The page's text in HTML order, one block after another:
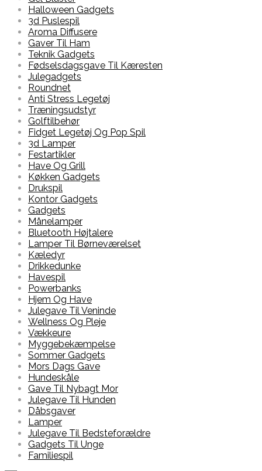
Halloween Gadgets
3d Puslespil
Aroma Diffusere
Gaver Til Ham
Teknik Gadgets
Fødselsdagsgave Til Kæresten
Julegadgets
Roundnet
Anti Stress Legetøj
Træningsudstyr
Golftilbehør
Fidget Legetøj Og Pop Spil
3d Lamper
Festartikler
Have Og Grill
Køkken Gadgets
Drukspil
Kontor Gadgets
Gadgets
Månelamper
Bluetooth Højtalere
Lamper Til Børneværelset
Kæledyr
Drikkedunke
Havespil
Powerbanks
Hjem Og Have
Julegave Til Veninde
Wellness Og Pleje
Vækkeure
Myggebekæmpelse
Sommer Gadgets
Mors Dags Gave
Hundeskåle
Gave Til Nybagt Mor
Julegave Til Hunden
Dåbsgaver
Lamper
Julegave Til Bedsteforældre
Gadgets Til Unge
Familiespil